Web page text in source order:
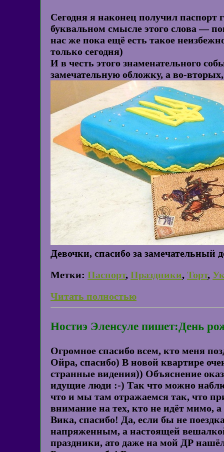
Сегодня я наконец получил паспорт
буквальном смысле этого слова —
нас же пока ещё есть такое
только сегодня)
И в честь этого знаменательного
замечательную обложку, а во-
Девочки, спасибо за замечательный
Метки: Паспорт, Праздники, Торт,
Читать полностью
Ностиэ Эленсуле пишет:День
Огромное спасибо всем, кто меня
Ойра, спасибо) В новой квартире
странные видения)) Объяснение
идущие люди :-) Так что можно
что и мы там отражаемся так, что
внимание на тех, кто не идёт мимо, а
Вика, спасибо! Да, если бы не
напряженным, а настоящей
праздники, ато даже на мой ДР